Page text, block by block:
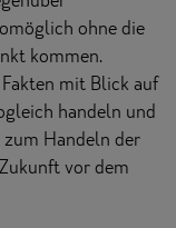
ohne die
kommen.
mit Blick auf
handeln und
Handeln der
vor dem